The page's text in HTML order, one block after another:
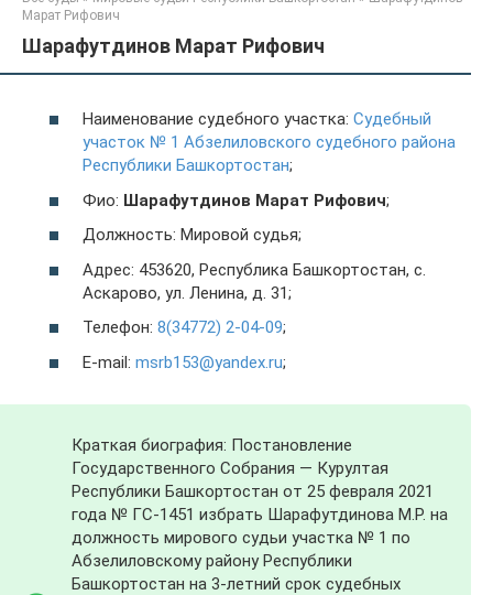
Марат Рифович
Шарафутдинов Марат Рифович
Наименование судебного участка: Судебный
участок № 1 Абзелиловского судебного района
Республики Башкортостан;
Фио: Шарафутдинов Марат Рифович;
Должность: Мировой судья;
Адрес: 453620, Республика Башкортостан, с.
Аскарово, ул. Ленина, д. 31;
Телефон: 8(34772) 2-04-09;
E-mail: msrb153@yandex.ru;
Краткая биография: Постановление
Государственного Собрания — Курултая
Республики Башкортостан от 25 февраля 2021
года № ГС-1451 избрать Шарафутдинова М.Р. на
должность мирового судьи участка № 1 по
Абзелиловскому району Республики
Башкортостан на 3-летний срок судебных